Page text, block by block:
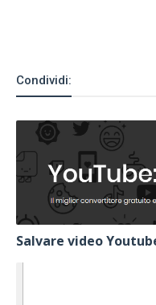
Condividi:
Salvare video